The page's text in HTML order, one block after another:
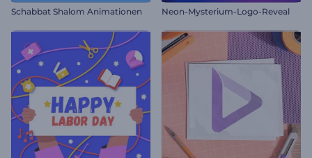
Schabbat Shalom Animationen Neon-Mysterium-Logo-Reveal